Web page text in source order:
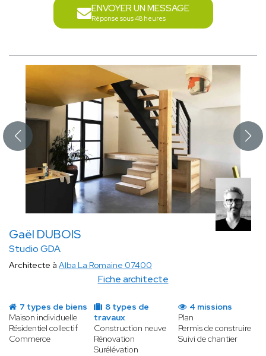
ENVOYER UN MESSAGE
Réponse sous 48 heures
Gaël DUBOIS
Studio GDA
Fiche architecte
Architecte à Alba La Romaine 07400
7 types de biens
Maison individuelle
Résidentiel collectif
Commerce
8 types de
travaux
Construction neuve
Rénovation
Surélévation
4 missions
Plan
Permis de construire
Suivi de chantier